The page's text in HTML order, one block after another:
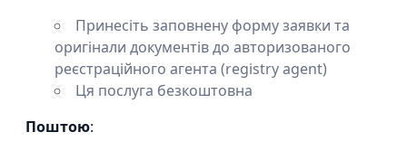
Принесіть заповнену форму заявки та
оригінали документів до авторизованого
реєстраційного агента (registry agent)
Ця послуга безкоштовна
Поштою: